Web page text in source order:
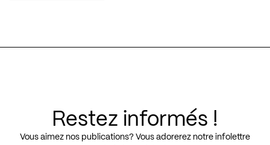
Restez informés !
Vous aimez nos publications? Vous adorerez notre infolettre